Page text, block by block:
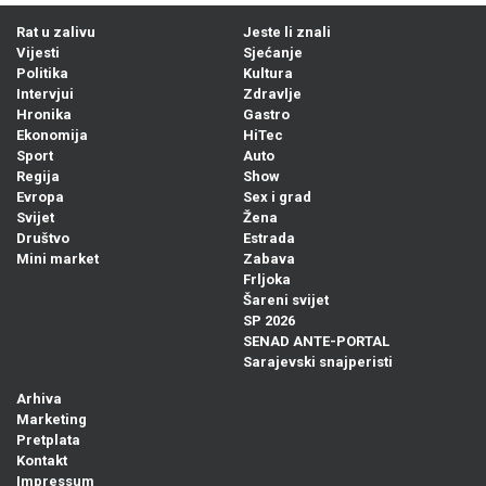
Rat u zalivu
Vijesti
Politika
Intervjui
Hronika
Ekonomija
Sport
Regija
Evropa
Svijet
Društvo
Mini market
Jeste li znali
Sjećanje
Kultura
Zdravlje
Gastro
HiTec
Auto
Show
Sex i grad
Žena
Estrada
Zabava
Frljoka
Šareni svijet
SP 2026
SENAD ANTE-PORTAL
Sarajevski snajperisti
Arhiva
Marketing
Pretplata
Kontakt
Impressum